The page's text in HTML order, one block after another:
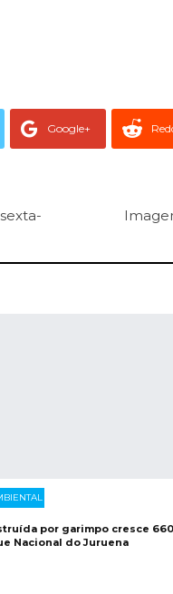
Google+
por garimpo cresce
Nacional do Juruena